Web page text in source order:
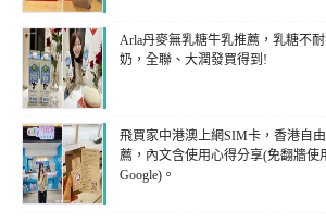
Arla丹麥無乳糖牛乳推薦，乳糖不
奶，全聯、大潤發買得到!
飛買家中港澳上網SIM卡，香港自
薦，內文含使用心得分享(免翻牆使
Google)。